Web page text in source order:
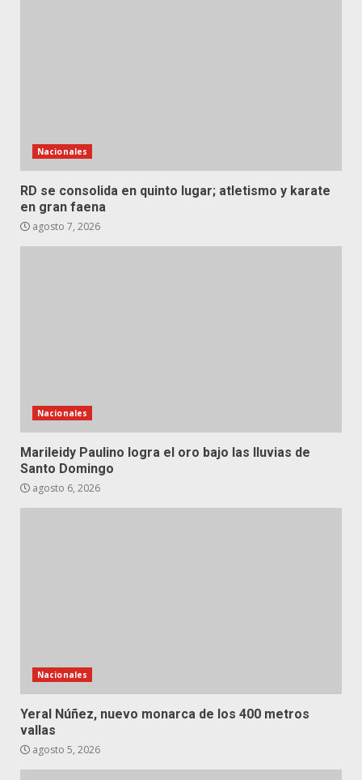
Nacionales
RD se consolida en quinto lugar; atletismo y karate
en gran faena
agosto 7, 2026
Nacionales
Marileidy Paulino logra el oro bajo las lluvias de
Santo Domingo
agosto 6, 2026
Nacionales
Yeral Núñez, nuevo monarca de los 400 metros
vallas
agosto 5, 2026